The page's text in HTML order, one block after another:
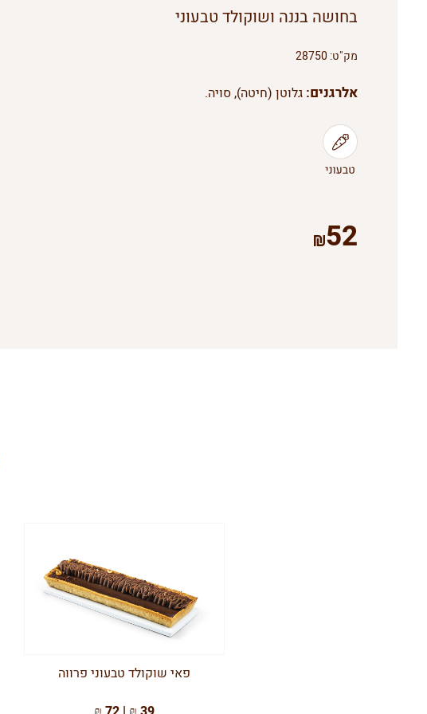
בחושה בננה ושוקולד טבעוני
מק"ט: 28750
אלרגנים: גלוטן (חיטה), סויה.
52
פאי שוקולד טבעוני פרווה